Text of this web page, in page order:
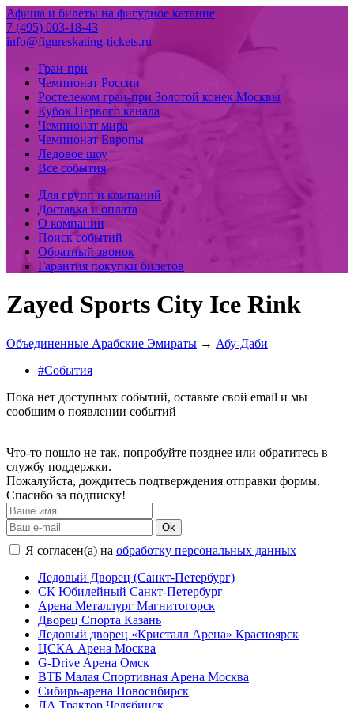
Афиша и билеты на фигурное катание
7 (495) 003-18-43
info@figureskating-tickets.ru
Гран-при
Чемпионат России
Ростелеком гран-при Золотой конек Москвы
Кубок Первого канала
Чемпионат мира
Чемпионат Европы
Ледовое шоу
Все события
Для групп и компаний
Доставка и оплата
О компании
Поиск событий
Обратный звонок
Гарантия покупки билетов
Zayed Sports City Ice Rink
Объединенные Арабские Эмираты → Абу-Даби
#События
Пока нет доступных событий, оставьте свой email и мы
сообщим о появлении событий
Что-то пошло не так, попробуйте позднее или обратитесь в
службу поддержки.
Пожалуйста, дождитесь подтверждения отправки формы.
Спасибо за подписку!
Ok
Я согласен(а) на обработку персональных данных
Ледовый Дворец (Санкт-Петербург)
СК Юбилейный Санкт-Петербург
Арена Металлург Магнитогорск
Дворец Спорта Казань
Ледовый дворец «Кристалл Арена» Красноярск
ЦСКА Арена Москва
G-Drive Арена Омск
ВТБ Малая Спортивная Арена Москва
Сибирь-арена Новосибирск
ЛА Трактор Челябинск